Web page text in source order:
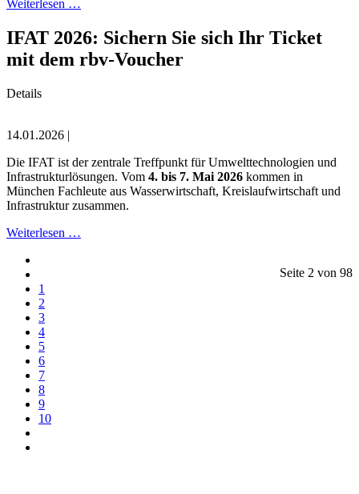
Weiterlesen …
IFAT 2026: Sichern Sie sich Ihr Ticket
mit dem rbv-Voucher
Details
14.01.2026 |
Die IFAT ist der zentrale Treffpunkt für Umwelttechnologien und
Infrastrukturlösungen. Vom 4. bis 7. Mai 2026 kommen in
München Fachleute aus Wasserwirtschaft, Kreislaufwirtschaft und
Infrastruktur zusammen.
Weiterlesen …
Seite 2 von 98
1
2
3
4
5
6
7
8
9
10